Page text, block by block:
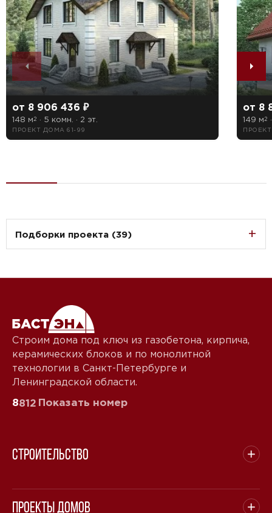
от 8 906 436 ₽
148 м2 · 5 комн. · 2 эт.
ПРОЕКТ ДОМА 61-99
от 8
149 м2
Подборки проекта (39)
Строим дома под ключ из газобетона, кирпича,
керамических блоков и по монолитной
технологии в Санкт-Петербурге и
Ленинградской области.
8812 Показать номер
Строительство
Проекты домов